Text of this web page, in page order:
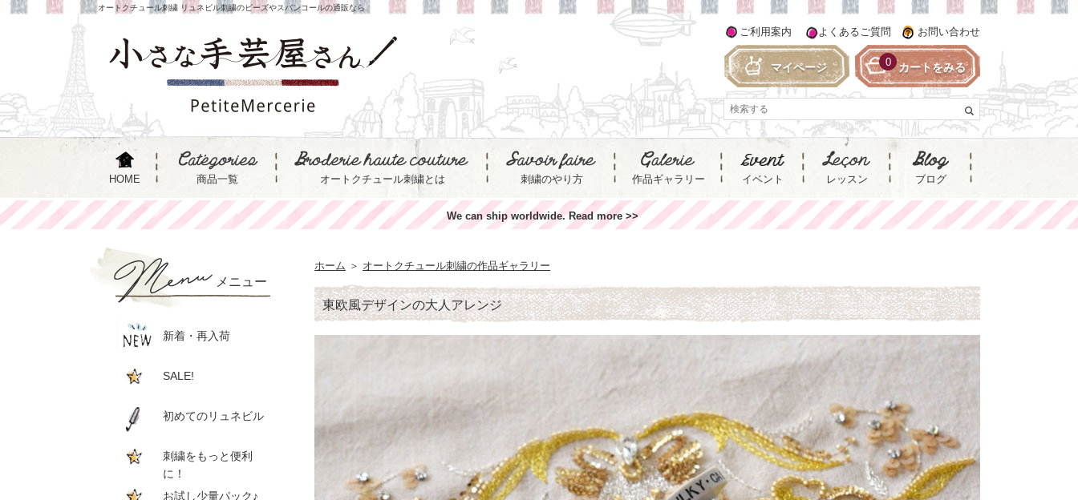
オートクチュール刺繍 リュネビル刺繍のビーズやスパンコールの通販なら
HOME 商品一覧 オートクチュール刺繍とは 刺繍のやり方 作品ギャラリー イベント レッスン ブログ
ご利用案内 よくあるご質問 お問い合わせ
マイページ カートをみる
0
We can ship worldwide. Read more >>
ホーム ＞ オートクチュール刺繍の作品ギャラリー
東欧風デザインの大人アレンジ
メニュー
新着・再入荷
SALE!
初めてのリュネビル
刺繍をもっと便利
に！
お試し少量パック♪